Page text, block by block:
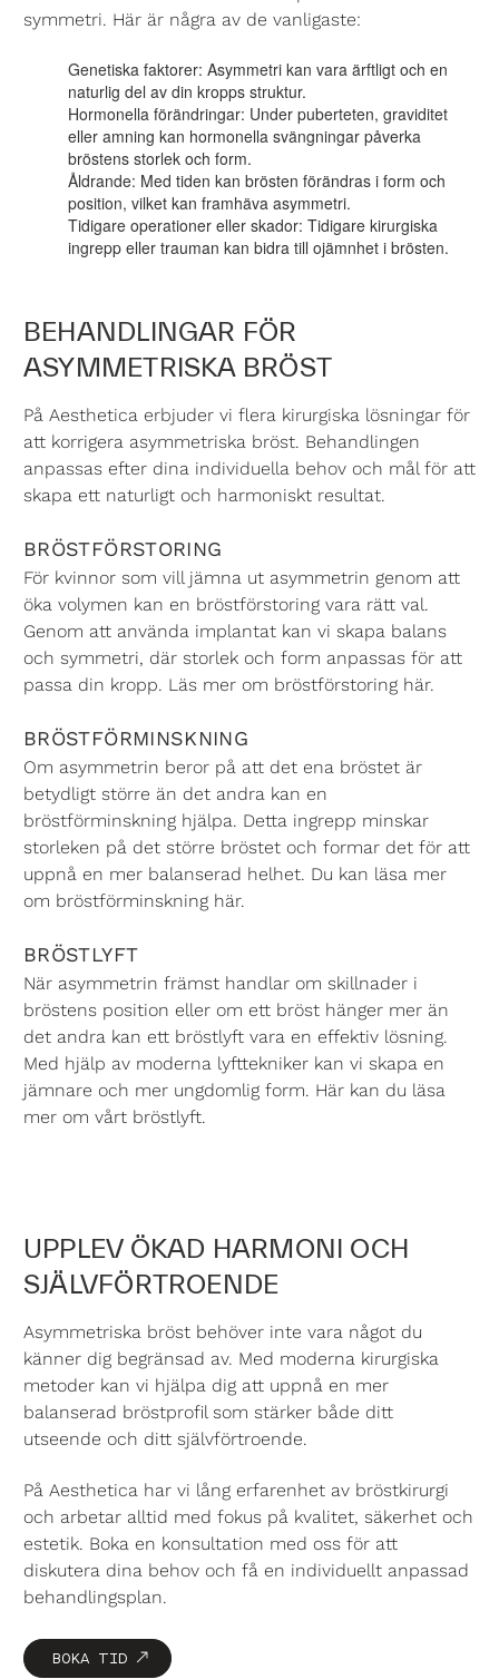
symmetri. Här är några av de vanligaste:
Genetiska faktorer: Asymmetri kan vara ärftligt och en
naturlig del av din kropps struktur.
Hormonella förändringar: Under puberteten, graviditet
eller amning kan hormonella svängningar påverka
bröstens storlek och form.
Åldrande: Med tiden kan brösten förändras i form och
position, vilket kan framhäva asymmetri.
Tidigare operationer eller skador: Tidigare kirurgiska
ingrepp eller trauman kan bidra till ojämnhet i brösten.
BEHANDLINGAR FÖR
ASYMMETRISKA BRÖST
På Aesthetica erbjuder vi flera kirurgiska lösningar för
att korrigera asymmetriska bröst. Behandlingen
anpassas efter dina individuella behov och mål för att
skapa ett naturligt och harmoniskt resultat.
BRÖSTFÖRSTORING
För kvinnor som vill jämna ut asymmetrin genom att
öka volymen kan en bröstförstoring vara rätt val.
Genom att använda implantat kan vi skapa balans
och symmetri, där storlek och form anpassas för att
passa din kropp. Läs mer om bröstförstoring här.
BRÖSTFÖRMINSKNING
Om asymmetrin beror på att det ena bröstet är
betydligt större än det andra kan en
bröstförminskning hjälpa. Detta ingrepp minskar
storleken på det större bröstet och formar det för att
uppnå en mer balanserad helhet. Du kan läsa mer
om bröstförminskning här.
BRÖSTLYFT
När asymmetrin främst handlar om skillnader i
bröstens position eller om ett bröst hänger mer än
det andra kan ett bröstlyft vara en effektiv lösning.
Med hjälp av moderna lyfttekniker kan vi skapa en
jämnare och mer ungdomlig form. Här kan du läsa
mer om vårt bröstlyft.
UPPLEV ÖKAD HARMONI OCH
SJÄLVFÖRTROENDE
Asymmetriska bröst behöver inte vara något du
känner dig begränsad av. Med moderna kirurgiska
metoder kan vi hjälpa dig att uppnå en mer
balanserad bröstprofil som stärker både ditt
utseende och ditt självförtroende.
På Aesthetica har vi lång erfarenhet av bröstkirurgi
och arbetar alltid med fokus på kvalitet, säkerhet och
estetik. Boka en konsultation med oss för att
diskutera dina behov och få en individuellt anpassad
behandlingsplan.
BOKA TID